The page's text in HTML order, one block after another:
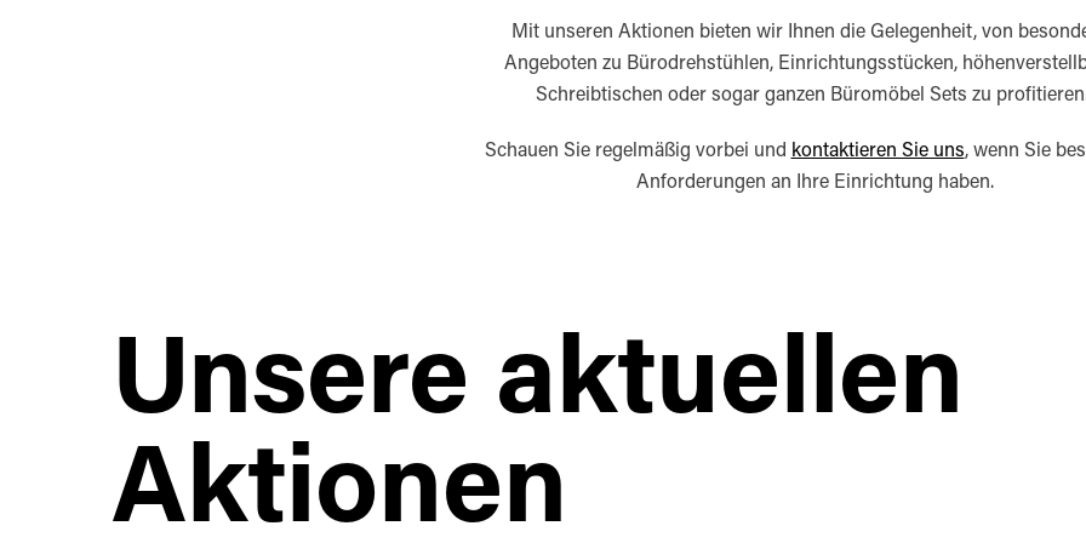
Mit unseren Aktionen bieten wir Ihnen die Gelegenheit, von
Angeboten zu Bürodrehstühlen, Einrichtungsstücken,
Schreibtischen oder sogar ganzen Büromöbel Sets zu
Schauen Sie regelmäßig vorbei und kontaktieren Sie uns, wenn Sie
Anforderungen an Ihre Einrichtung haben.
Unsere aktuellen
Aktionen